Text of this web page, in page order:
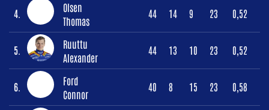
4.
Olsen
Thomas
44 14 9 23 0,52
5.
Ruuttu
Alexander
44 13 10 23 0,52
6.
Ford
Connor
40 8 15 23 0,58